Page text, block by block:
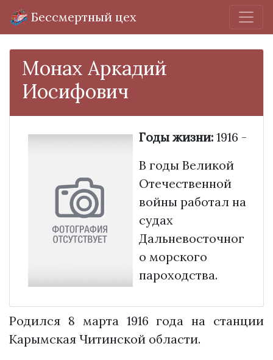
Бессмертный цех
Монах Аркадий
Иосифович
Годы жизни:1916 -
В годы Великой
Отечественной
войны работал на
судах
Дальневосточног
о морского
пароходства.
Родился 8 марта 1916 года на станции
Карымская Читинской области.